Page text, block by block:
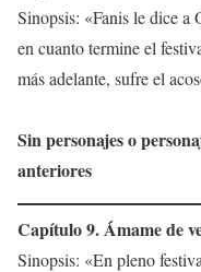
Sinopsis: «Fanis le dice a
en cuanto termine el
más adelante, sufre el
Sin personajes o
anteriores
Capítulo 9. Ámame de
Sinopsis: «En pleno